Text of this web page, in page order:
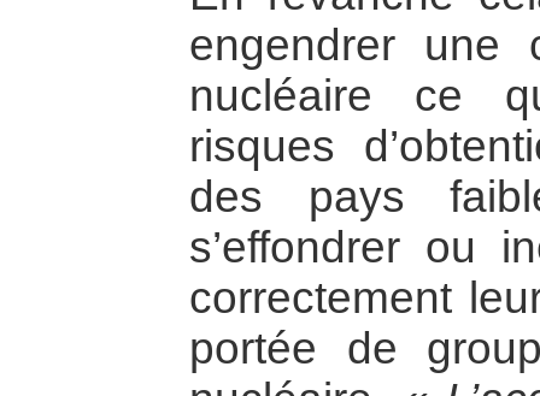
engendrer une
nucléaire ce
risques
des pays
s’effondrer ou
correctement
portée de